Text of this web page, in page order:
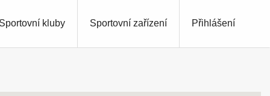
Přihlášení
Sportovní kluby Sportovní zařízení